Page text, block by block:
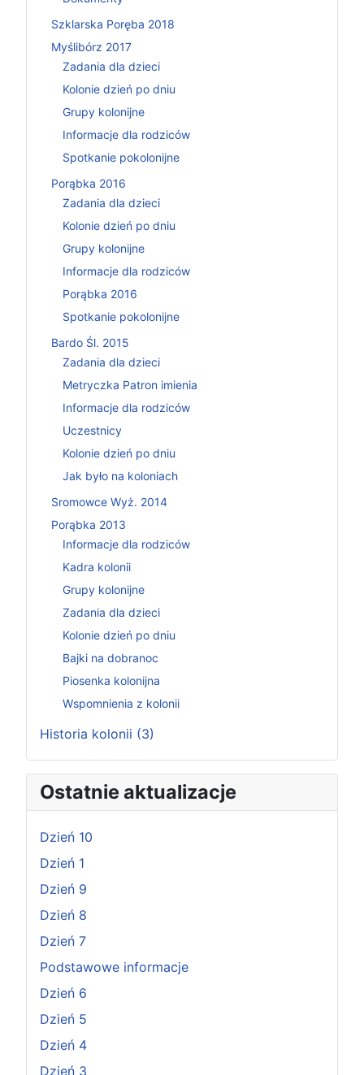
Szklarska Poręba 2018
Myślibórz 2017
Zadania dla dzieci
Kolonie dzień po dniu
Grupy kolonijne
Informacje dla rodziców
Spotkanie pokolonijne
Porąbka 2016
Zadania dla dzieci
Kolonie dzień po dniu
Grupy kolonijne
Informacje dla rodziców
Porąbka 2016
Spotkanie pokolonijne
Bardo Śl. 2015
Zadania dla dzieci
Metryczka Patron imienia
Informacje dla rodziców
Uczestnicy
Kolonie dzień po dniu
Jak było na koloniach
Sromowce Wyż. 2014
Porąbka 2013
Informacje dla rodziców
Kadra kolonii
Grupy kolonijne
Zadania dla dzieci
Kolonie dzień po dniu
Bajki na dobranoc
Piosenka kolonijna
Wspomnienia z kolonii
Historia kolonii (3)
Ostatnie aktualizacje
Dzień 10
Dzień 1
Dzień 9
Dzień 8
Dzień 7
Podstawowe informacje
Dzień 6
Dzień 5
Dzień 4
Dzień 3